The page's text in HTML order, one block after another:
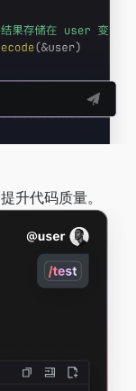
升代码质量。